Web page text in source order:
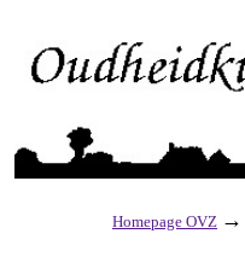
Homepage OVZ →